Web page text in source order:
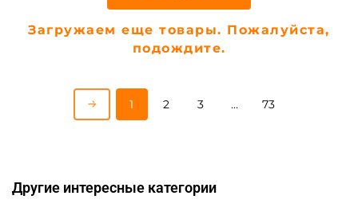
Загружаем еще товары. Пожалуйста,
подождите.
1 2 3 … 73
Другие интересные категории